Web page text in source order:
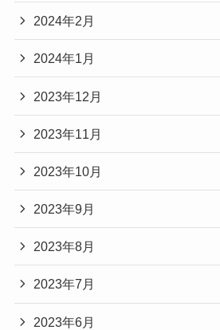
2024年2月
2024年1月
2023年12月
2023年11月
2023年10月
2023年9月
2023年8月
2023年7月
2023年6月